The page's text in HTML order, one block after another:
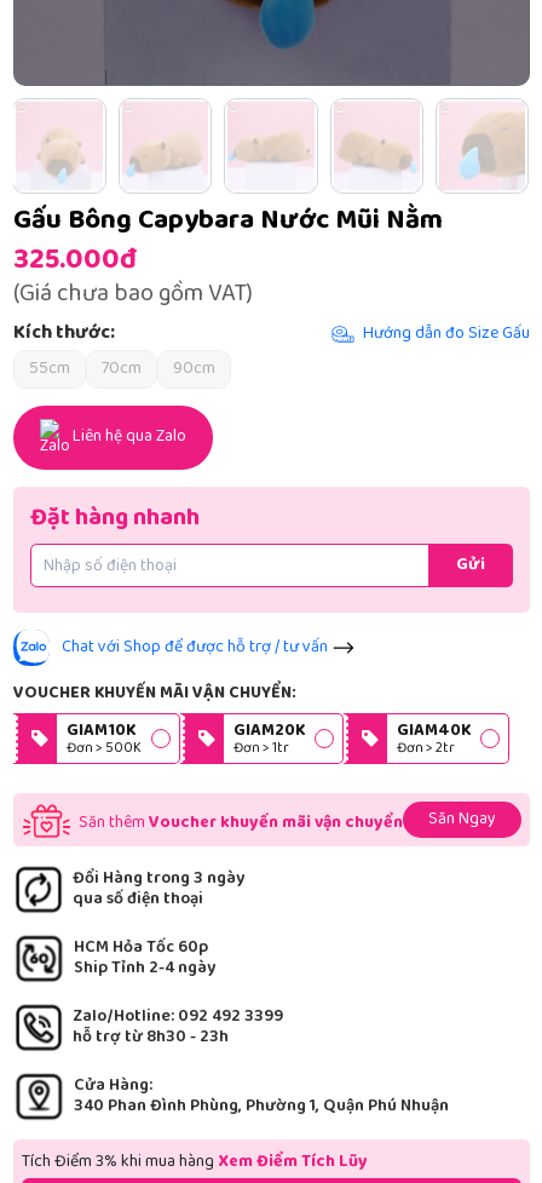
Gấu Bông Capybara Nước Mũi Nằm
325.000đ
(Giá chưa bao gồm VAT)
Kích thước:
Hướng dẫn đo Size Gấu
55cm
70cm 90cm
Liên hệ qua Zalo
Đặt hàng nhanh
Gửi
Chat với Shop để được hỗ trợ / tư vấn
VOUCHER KHUYẾN MÃI VẬN CHUYỂN:
GIAM10K
Đơn > 500K
GIAM20K
Đơn > 1tr
GIAM40K
Đơn > 2tr
Săn thêmVoucher khuyến mãi vận chuyển Săn Ngay
Đổi Hàng trong 3 ngày
qua số điện thoại
HCM Hỏa Tốc 60p
Ship Tỉnh 2-4 ngày
Zalo/Hotline: 092 492 3399
hỗ trợ từ 8h30 - 23h
Cửa Hàng:
340 Phan Đình Phùng, Phường 1, Quận Phú Nhuận
Tích Điểm 3% khi mua hàng Xem Điểm Tích Lũy